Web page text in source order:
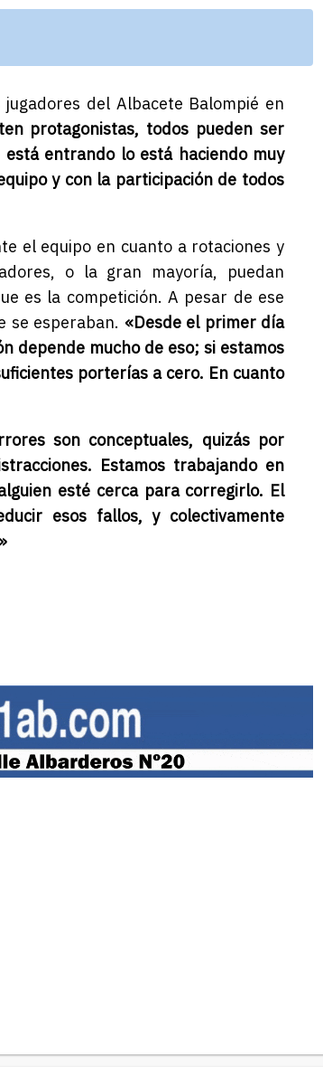
del Albacete Balompié en
protagonistas, todos pueden ser
entrando lo está haciendo muy
y con la participación de todos
el equipo en cuanto a rotaciones y
o la gran mayoría, puedan
es la competición. A pesar de ese
se esperaban. «Desde el primer día
depende mucho de eso; si estamos
porterías a cero. En cuanto
son conceptuales, quizás por
Estamos trabajando en
esté cerca para corregirlo. El
esos fallos, y colectivamente